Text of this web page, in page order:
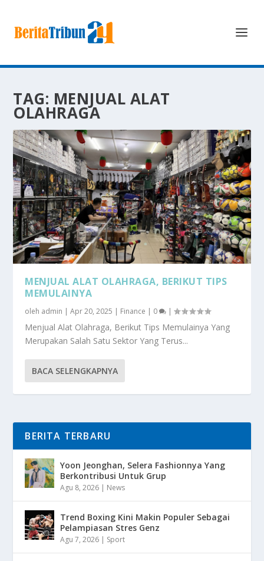
TAG: MENJUAL ALAT
OLAHRAGA
MENJUAL ALAT OLAHRAGA, BERIKUT TIPS
MEMULAINYA
oleh admin |Apr 20, 2025 | Finance | 0 |
Menjual Alat Olahraga, Berikut Tips Memulainya Yang
Merupakan Salah Satu Sektor Yang Terus...
BACA SELENGKAPNYA
BERITA TERBARU
Yoon Jeonghan, Selera Fashionnya Yang
Berkontribusi Untuk Grup
Agu 8, 2026 | News
Trend Boxing Kini Makin Populer Sebagai
Pelampiasan Stres Genz
Agu 7, 2026 | Sport